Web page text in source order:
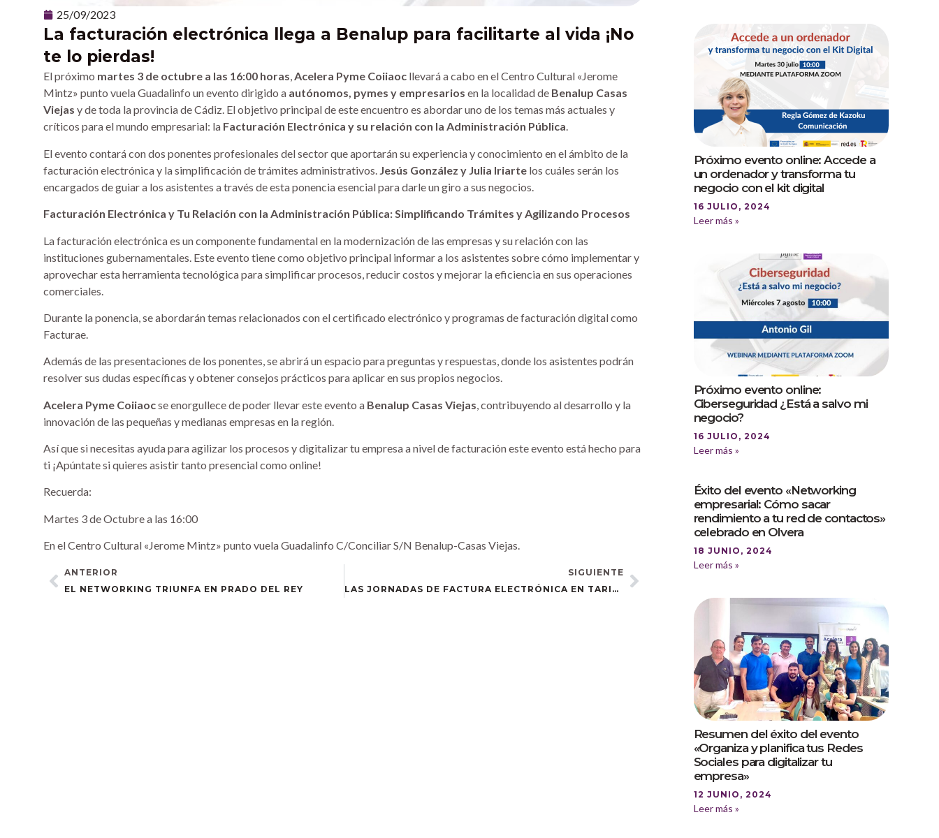
25/09/2023
La facturación electrónica llega a Benalup para facilitarte al vida ¡No
te lo pierdas!
El próximo martes 3 de octubre a las 16:00 horas,Acelera Pyme Coiiaoc llevará a cabo en el Centro Cultural «Jerome
Mintz» punto vuela Guadalinfo un evento dirigido a autónomos, pymes y empresarios en la localidad de Benalup Casas
Viejas y de toda la provincia de Cádiz. El objetivo principal de este encuentro es abordar uno de los temas más actuales y
críticos para el mundo empresarial: la Facturación Electrónica y su relación con la Administración Pública.
El evento contará con dos ponentes profesionales del sector que aportarán su experiencia y conocimiento en el ámbito de la
facturación electrónica y la simplificación de trámites administrativos. Jesús González y Julia Iriarte los cuáles serán los
encargados de guiar a los asistentes a través de esta ponencia esencial para darle un giro a sus negocios.
Facturación Electrónica y Tu Relación con la Administración Pública: Simplificando Trámites y Agilizando Procesos
La facturación electrónica es un componente fundamental en la modernización de las empresas y su relación con las
instituciones gubernamentales. Este evento tiene como objetivo principal informar a los asistentes sobre cómo implementar y
aprovechar esta herramienta tecnológica para simplificar procesos, reducir costos y mejorar la eficiencia en sus operaciones
comerciales.
Durante la ponencia, se abordarán temas relacionados con el certificado electrónico y programas de facturación digital como
Facturae.
Además de las presentaciones de los ponentes, se abrirá un espacio para preguntas y respuestas, donde los asistentes podrán
resolver sus dudas específicas y obtener consejos prácticos para aplicar en sus propios negocios.
Acelera Pyme Coiiaocse enorgullece de poder llevar este evento a Benalup Casas Viejas , contribuyendo al desarrollo y la
innovación de las pequeñas y medianas empresas en la región.
Así que si necesitas ayuda para agilizar los procesos y digitalizar tu empresa a nivel de facturación este evento está hecho para
ti ¡Apúntate si quieres asistir tanto presencial como online!
Recuerda:
Martes 3 de Octubre a las 16:00
En el Centro Cultural «Jerome Mintz» punto vuela Guadalinfo C/Conciliar S/N Benalup-Casas Viejas.
ANTERIOR
EL NETWORKING TRIUNFA EN PRADO DEL REY
SIGUIENTE
LAS JORNADAS DE FACTURA ELECTRÓNICA EN TARIFA HAN SIDO TODO UN ÉXITO
Próximo evento online: Accede a
un ordenador y transforma tu
negocio con el kit digital
16 JULIO, 2024
Leer más »
Próximo evento online:
Ciberseguridad ¿Está a salvo mi
negocio?
16 JULIO, 2024
Leer más »
Éxito del evento «Networking
empresarial: Cómo sacar
rendimiento a tu red de contactos»
celebrado en Olvera
18 JUNIO, 2024
Leer más »
Resumen del éxito del evento
«Organiza y planifica tus Redes
Sociales para digitalizar tu
empresa»
12 JUNIO, 2024
Leer más »